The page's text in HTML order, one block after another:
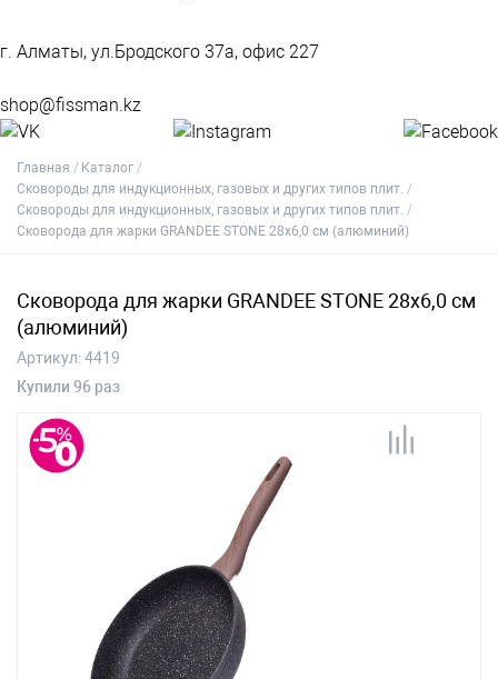
г. Алматы, ул.Бродского 37а, офис 227
shop@fissman.kz
Главная
Каталог
Сковороды для индукционных, газовых и других типов плит.
Сковороды для индукционных, газовых и других типов плит.
Сковорода для жарки GRANDEE STONE 28x6,0 см (алюминий)
Сковорода для жарки GRANDEE STONE 28x6,0 см
(алюминий)
Артикул:4419
Купили 96 раз